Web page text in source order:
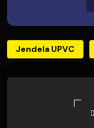
Jendela UPVC